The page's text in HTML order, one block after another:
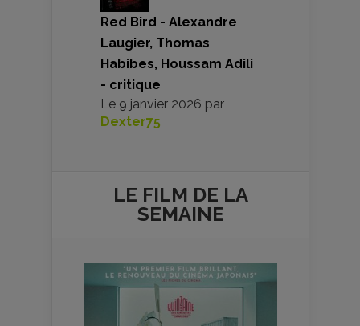
Red Bird - Alexandre
Laugier, Thomas
Habibes, Houssam Adili
- critique
Le 9 janvier 2026 par
Dexter75
LE FILM DE LA
SEMAINE